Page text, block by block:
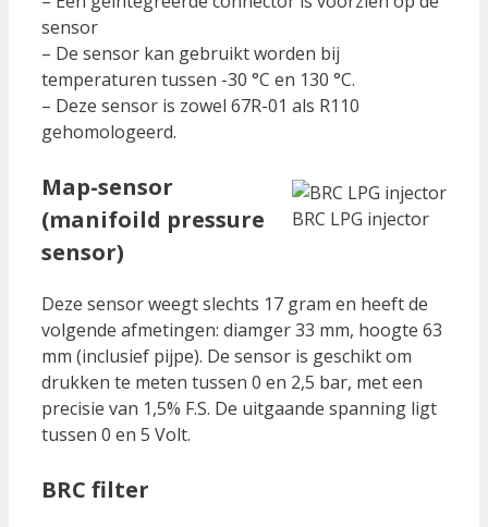
sensor
– De sensor kan gebruikt worden bij
temperaturen tussen -30 °C en 130 °C.
– Deze sensor is zowel 67R-01 als R110
gehomologeerd.
BRC LPG injector
Map-sensor
(manifoild pressure
sensor)
Deze sensor weegt slechts 17 gram en heeft de
volgende afmetingen: diamger 33 mm, hoogte 63
mm (inclusief pijpe). De sensor is geschikt om
drukken te meten tussen 0 en 2,5 bar, met een
precisie van 1,5% F.S. De uitgaande spanning ligt
tussen 0 en 5 Volt.
BRC filter